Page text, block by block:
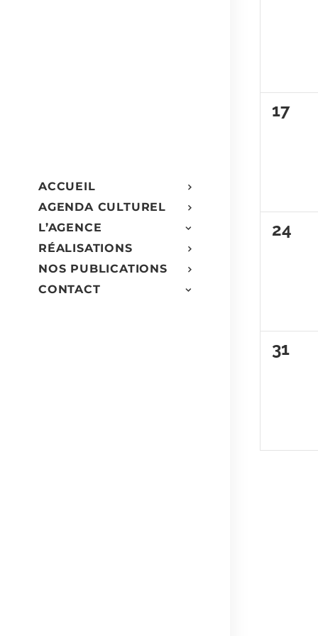
ACCUEIL
AGENDA CULTUREL
L’AGENCE
RÉALISATIONS
NOS PUBLICATIONS
CONTACT
0
17
0
24
0
31